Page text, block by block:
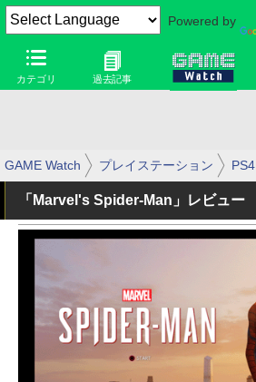
Powered by
カテゴリ 過去記事
GAME Watch プレイステーション PS4
「Marvel's Spider-Man」レビュー